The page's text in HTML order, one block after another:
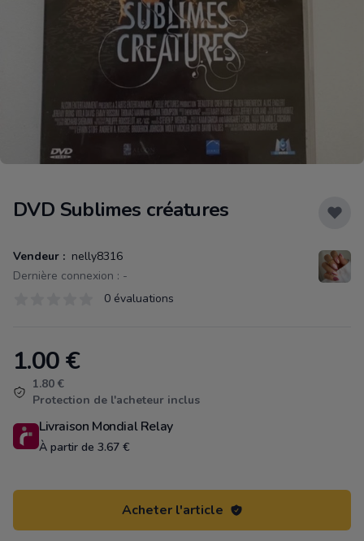
DVD Sublimes créatures
Vendeur : nelly8316
Dernière connexion : -
0 évaluations
Product information
1.00€
1.80 €
Protection de l'acheteur inclus
Livraison Mondial Relay
À partir de 3.67 €
Acheter l'article